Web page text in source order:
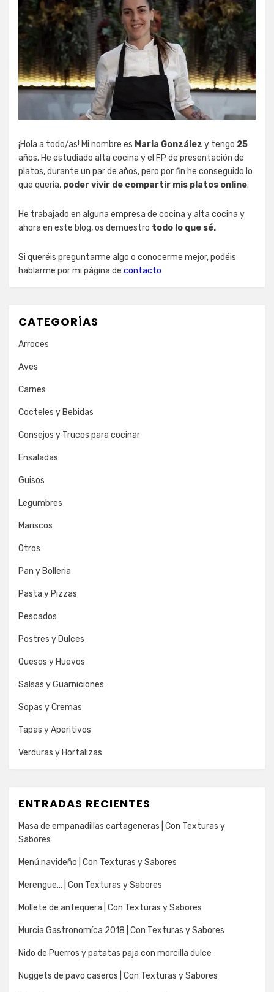
¡Hola a todo/as! Mi nombre es Maria González y tengo 25
años. He estudiado alta cocina y el FP de presentación de
platos, durante un par de años, pero por fin he conseguido lo
que quería, poder vivir de compartir mis platos online.
He trabajado en alguna empresa de cocina y alta cocina y
ahora en este blog, os demuestro todo lo que sé.
Si queréis preguntarme algo o conocerme mejor, podéis
hablarme por mi página de contacto
CATEGORÍAS
Arroces
Aves
Carnes
Cocteles y Bebidas
Consejos y Trucos para cocinar
Ensaladas
Guisos
Legumbres
Mariscos
Otros
Pan y Bolleria
Pasta y Pizzas
Pescados
Postres y Dulces
Quesos y Huevos
Salsas y Guarniciones
Sopas y Cremas
Tapas y Aperitivos
Verduras y Hortalizas
ENTRADAS RECIENTES
Masa de empanadillas cartageneras | Con Texturas y
Sabores
Menú navideño | Con Texturas y Sabores
Merengue… | Con Texturas y Sabores
Mollete de antequera | Con Texturas y Sabores
Murcia Gastronomíca 2018 | Con Texturas y Sabores
Nido de Puerros y patatas paja con morcilla dulce
Nuggets de pavo caseros | Con Texturas y Sabores